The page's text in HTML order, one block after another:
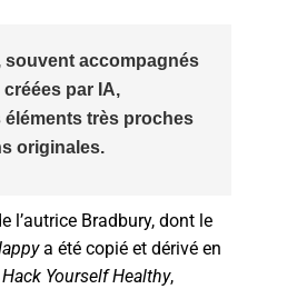
souvent accompagnés
par IA,
éléments très proches
originales.
l’autrice Bradbury, dont le
a été copié et dérivé en
Hack Yourself Healthy,